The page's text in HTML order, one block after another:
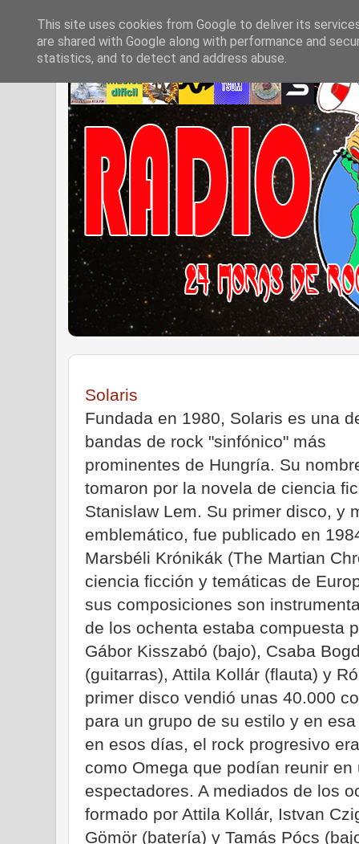
Solaris
Fundada en 1980, Solaris es una
bandas de rock "sinfónico" más
prominentes de Hungría. Su
tomaron por la novela de ciencia
Stanislaw Lem. Su primer disco, y
emblemático, fue publicado en
Marsbéli Krónikák (The Martian
ciencia ficción y temáticas de
sus composiciones son
de los ochenta estaba compuesta
Gábor Kisszabó (bajo), Csaba
(guitarras), Attila Kollár (flauta) y
primer disco vendió unas 40.000
para un grupo de su estilo y en
en esos días, el rock progresivo
como Omega que podían reunir
espectadores. A mediados de los
formado por Attila Kollár, Istvan
Gömör (batería) y Tamás Pócs
This site uses cookies from Google to deliver its
are shared with Google along with performance and
statistics, and to detect and address abuse.